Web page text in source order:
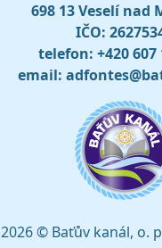
698 13 Veselí nad
IČO:
telefon: +420 607
email:
2026 © Baťův kanál, o.